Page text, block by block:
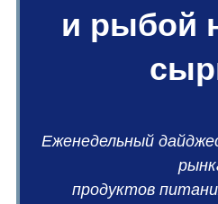
и рыбой
Еженедельный
продуктов